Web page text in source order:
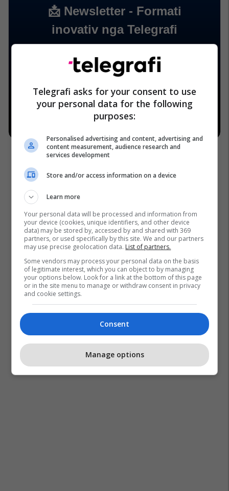
Telegrafi asks for your consent to use
your personal data for the following
purposes:
Personalised advertising and content, advertising and
content measurement, audience research and
services development
Store and/or access information on a device
Learn more
Your personal data will be processed and information from
your device (cookies, unique identifiers, and other device
data) may be stored by, accessed by and shared with 369
partners, or used specifically by this site. We and our partners
may use precise geolocation data. List of partners.
Some vendors may process your personal data on the basis
of legitimate interest, which you can object to by managing
your options below. Look for a link at the bottom of this page
or in the site menu to manage or withdraw consent in privacy
and cookie settings.
Consent
Manage options